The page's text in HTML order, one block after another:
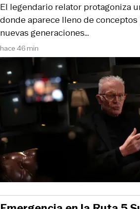
hace 46 min
El legendario relator protagoniza
donde aparece lleno de
nuevas generaciones…